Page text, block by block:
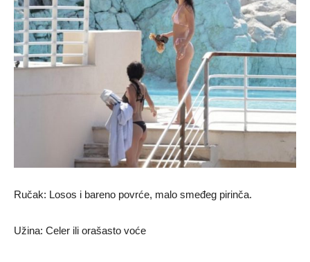
Ručak: Losos i bareno povrće, malo smeđeg pirinča.
Užina: Celer ili orašasto voće